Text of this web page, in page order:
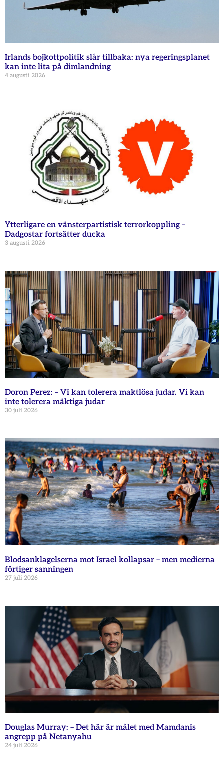
Irlands bojkottpolitik slår tillbaka: nya regeringsplanet
kan inte lita på dimlandning
4 augusti 2026
Ytterligare en vänsterpartistisk terrorkoppling –
Dadgostar fortsätter ducka
3 augusti 2026
Doron Perez: – Vi kan tolerera maktlösa judar. Vi kan
inte tolerera mäktiga judar
30 juli 2026
Blodsanklagelserna mot Israel kollapsar – men medierna
förtiger sanningen
27 juli 2026
Douglas Murray: – Det här är målet med Mamdanis
angrepp på Netanyahu
24 juli 2026